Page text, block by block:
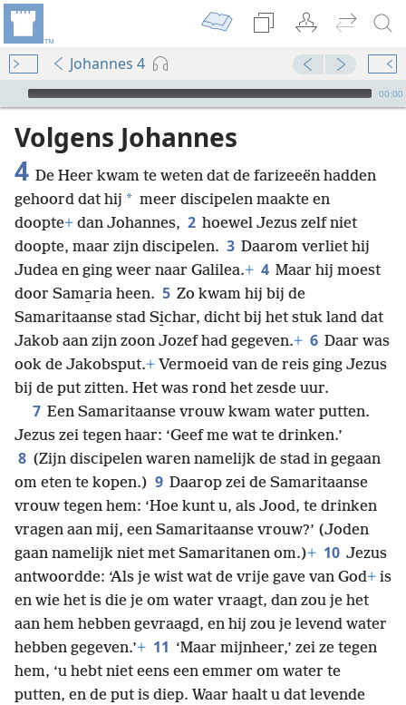
Johannes 4
Audio Player
00:00
Volgens Johannes
4 De Heer kwam te weten dat de farizeeën hadden
gehoord dat hij * meer discipelen maakte en
doopte+ dan Johannes, 2 hoewel Jezus zelf niet
doopte, maar zijn discipelen. 3 Daarom verliet hij
Judea en ging weer naar Galilea.+ 4 Maar hij moest
door Sama̱ria heen. 5 Zo kwam hij bij de
Samaritaanse stad Si̱char, dicht bij het stuk land dat
Jakob aan zijn zoon Jozef had gegeven.+ 6 Daar was
ook de Jakobsput.+ Vermoeid van de reis ging Jezus
bij de put zitten. Het was rond het zesde uur.
7 Een Samaritaanse vrouw kwam water putten.
Jezus zei tegen haar: ‘Geef me wat te drinken.’
8 (Zijn discipelen waren namelijk de stad in gegaan
om eten te kopen.) 9 Daarop zei de Samaritaanse
vrouw tegen hem: ‘Hoe kunt u, als Jood, te drinken
vragen aan mij, een Samaritaanse vrouw?’ (Joden
gaan namelijk niet met Samaritanen om.)+ 10 Jezus
antwoordde: ‘Als je wist wat de vrije gave van God+ is
en wie het is die je om water vraagt, dan zou je het
aan hem hebben gevraagd, en hij zou je levend water
hebben gegeven.’+ 11 ‘Maar mijnheer,’ zei ze tegen
hem, ‘u hebt niet eens een emmer om water te
putten, en de put is diep. Waar haalt u dat levende